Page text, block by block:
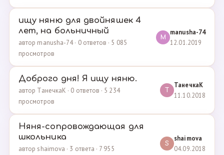
ищу няню для двойняшек 4
лет, на больничный
автор manusha-74 · 0 ответов · 5 085
просмотров
M
manusha-74
12.01.2019
Доброго дня! Я ищу няню.
автор ТанечкаК · 0 ответов · 5 234
просмотров
Т
ТанечкаК
11.10.2018
Няня-сопровождающая для
школьника
автор shaimova · 3 ответа · 7 955
S
shaimova
04.09.2018